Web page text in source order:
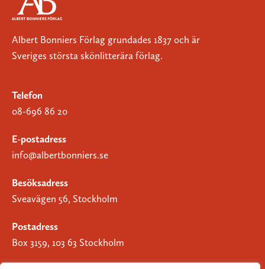
Albert Bonniers Förlag grundades 1837 och är
Sveriges största skönlitterära förlag.
Telefon
08-696 86 20
E-postadress
info@albertbonniers.se
Besöksadress
Sveavägen 56, Stockholm
Postadress
Box 3159, 103 63 Stockholm